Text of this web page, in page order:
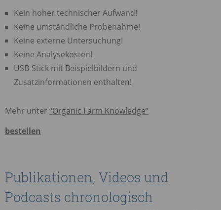
Kein hoher technischer Aufwand!
Keine umständliche Probenahme!
Keine externe Untersuchung!
Keine Analysekosten!
USB-Stick mit Beispielbildern und
Zusatzinformationen enthalten!
Mehr unter “Organic Farm Knowledge”
bestellen
Publikationen, Videos und
Podcasts chronologisch